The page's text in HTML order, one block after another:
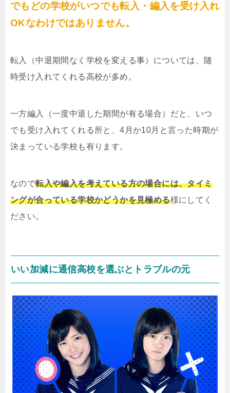
でもどの学校がいつでも転入・編入を受け入れ
OKなわけではありません。
転入（中退期間なく学校を変える事）については、随
時受け入れてくれる高校が多め。
一方編入（一度中退した期間が有る場合）だと、いつ
でも受け入れてくれる所と、4月か10月と言った時期が
決まっている学校も有ります。
なので転入や編入を考えている方の場合には、タイミ
ングが合っている学校かどうかを見極める様にしてく
ださい。
いい加減に通信高校を選ぶとトラブルの元